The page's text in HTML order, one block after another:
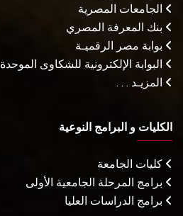
الجامعات المصرية
بنك المعرفة المصري
بوابة مصر الرقميـة
البوابة الإلكترونية للشكاوى الموحدة
المزيـد . . .
الكليات و البرامج النوعية
كليات الجامعة
برامج المرحلة الجامعية الأولى
برامج الدراسات العليا